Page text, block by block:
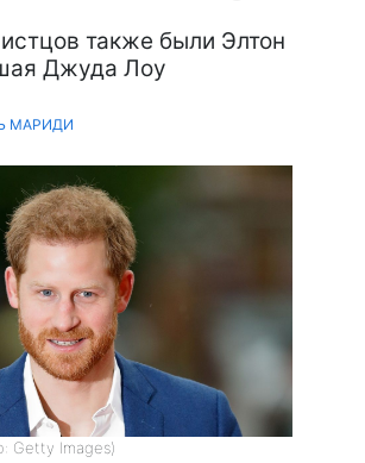
также были Элтон
Джуда Лоу
МАРИДИ
Getty Images)